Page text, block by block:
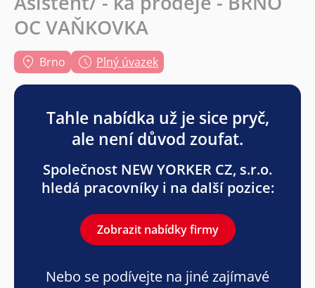
OC VAŇKOVKA
Brno Plný úvazek
Tahle nabídka už je sice pryč,
ale není důvod zoufat.
Společnost NEW YORKER CZ, s.r.o.
hledá pracovníky i na další pozice:
Zobrazit nabídky firmy
Nebo se podívejte na jiné zajímavé